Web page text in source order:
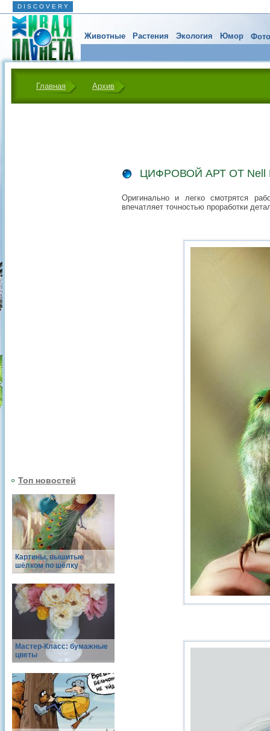
D I S C O V E R Y
Животные Растения Экология Юмор
Главная Архив
Топ новостей
Картины, вышитые
шёлком по шёлку
Мастер-Класс: бумажные
цветы
ЦИФРОВОЙ АРТ ОТ Nell
Оригинально и легко смотрятся
впечатляет точностью проработки